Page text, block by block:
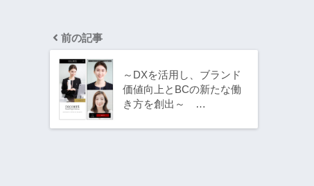
前の記事
～DXを活用し、ブランド
価値向上とBCの新たな働
き方を創出～ …